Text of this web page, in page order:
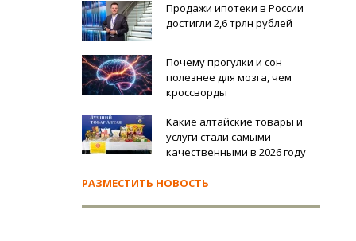
Продажи ипотеки в России
достигли 2,6 трлн рублей
Почему прогулки и сон
полезнее для мозга, чем
кроссворды
Какие алтайские товары и
услуги стали самыми
качественными в 2026 году
РАЗМЕСТИТЬ НОВОСТЬ